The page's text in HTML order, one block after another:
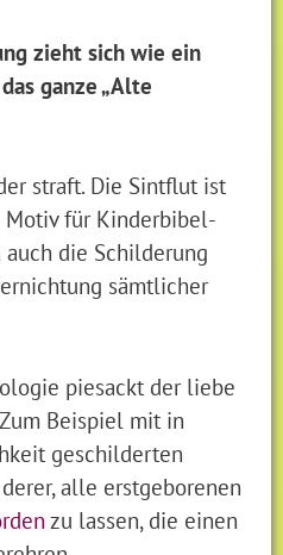
zieht sich wie ein
ganze „Alte
straft. Die Sintflut ist
für Kinderbibel-
die Schilderung
sämtlicher
piesackt der liebe
Beispiel mit in
geschilderten
alle erstgeborenen
zu lassen, die einen